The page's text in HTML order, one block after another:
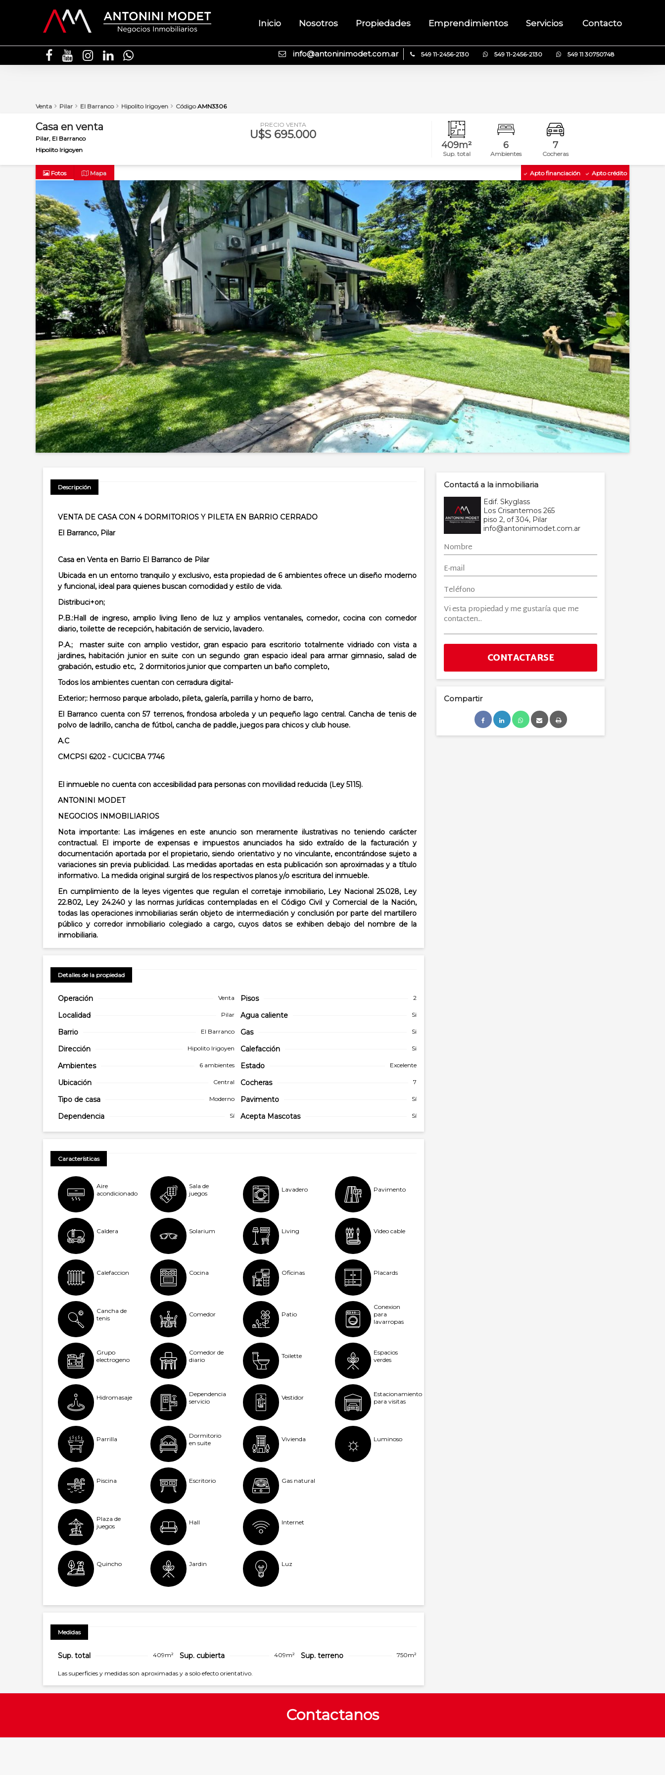
Inicio Nosotros Propiedades Emprendimientos Servicios Contacto
info@antoninimodet.com.ar 549 11-2456-2130 549 11-2456-2130 549 11 30750748
Venta Pilar El Barranco Hipolito Irigoyen Código AMN3306
Casa en venta
Pilar El Barranco
Hipolito Irigoyen
PRECIO VENTA
U$S 695.000
409m²
Sup. total
6
Ambientes
7
Cocheras
Fotos Mapa Apto crédito
Apto financiación
Descripción
VENTA DE CASA CON 4 DORMITORIOS Y PILETA EN BARRIO CERRADO
El Barranco, Pilar
Casa en Venta en Barrio El Barranco de Pilar
Ubicada en un entorno tranquilo y exclusivo, esta propiedad de 6 ambientes ofrece un diseño moderno
y funcional, ideal para quienes buscan comodidad y estilo de vida.
Distribuci+on;
P.B.:Hall de ingreso, amplio living lleno de luz y amplios ventanales, comedor, cocina con comedor
diario, toilette de recepción, habitación de servicio, lavadero.
P.A.; master suite con amplio vestidor, gran espacio para escritorio totalmente vidriado con vista a
jardines, habitación junior en suite con un segundo gran espacio ideal para armar gimnasio, salad de
grabación, estudio etc, 2 dormitorios junior que comparten un baño completo,
Todos los ambientes cuentan con cerradura digital-
Exterior;: hermoso parque arbolado, pileta, galería, parrilla y horno de barro,
El Barranco cuenta con 57 terrenos, frondosa arboleda y un pequeño lago central. Cancha de tenis de
polvo de ladrillo, cancha de fútbol, cancha de paddle, juegos para chicos y club house.
A.C
CMCPSI 6202 - CUCICBA 7746
El inmueble no cuenta con accesibilidad para personas con movilidad reducida (Ley 5115).
ANTONINI MODET
NEGOCIOS INMOBILIARIOS
Nota importante: Las imágenes en este anuncio son meramente ilustrativas no teniendo carácter
contractual. El importe de expensas e impuestos anunciados ha sido extraído de la facturación y
documentación aportada por el propietario, siendo orientativo y no vinculante, encontrándose sujeto a
variaciones sin previa publicidad. Las medidas aportadas en esta publicación son aproximadas y a título
informativo. La medida original surgirá de los respectivos planos y/o escritura del inmueble.
En cumplimiento de la leyes vigentes que regulan el corretaje inmobiliario, Ley Nacional 25.028, Ley
22.802, Ley 24.240 y las normas jurídicas contempladas en el Código Civil y Comercial de la Nación,
todas las operaciones inmobiliarias serán objeto de intermediación y conclusión por parte del martillero
público y corredor inmobiliario colegiado a cargo, cuyos datos se exhiben debajo del nombre de la
inmobiliaria.
Detalles de la propiedad
Operación Venta
Localidad Pilar
Barrio El Barranco
Dirección Hipolito Irigoyen
Ambientes 6 ambientes
Ubicación Central
Tipo de casa Moderno
Dependencia Sí
Pisos 2
Agua caliente Si
Gas Si
Calefacción Si
Estado Excelente
Cocheras 7
Pavimento Sí
Acepta Mascotas Sí
Características
Aire
acondicionado
Caldera
Calefaccion
Cancha de
tenis
Grupo
electrogeno
Hidromasaje
Parrilla
Piscina
Plaza de
juegos
Quincho
Sala de
juegos
Solarium
Cocina
Comedor
Comedor de
diario
Dependencia
servicio
Dormitorio
en suite
Escritorio
Hall
Jardin
Lavadero
Living
Oficinas
Patio
Toilette
Vestidor
Vivienda
Gas natural
Internet
Luz
Pavimento
Video cable
Placards
Conexion
para
lavarropas
Espacios
verdes
Estacionamiento
para visitas
Luminoso
Medidas
Sup. total 409m² Sup. cubierta 409m² Sup. terreno 750m²
Las superficies y medidas son aproximadas y a solo efecto orientativo.
Contactá a la inmobiliaria
Edif. Skyglass
Los Crisantemos 265
piso 2, of 304, Pilar
info@antoninimodet.com.ar
CONTACTARSE
Compartir
Contactanos